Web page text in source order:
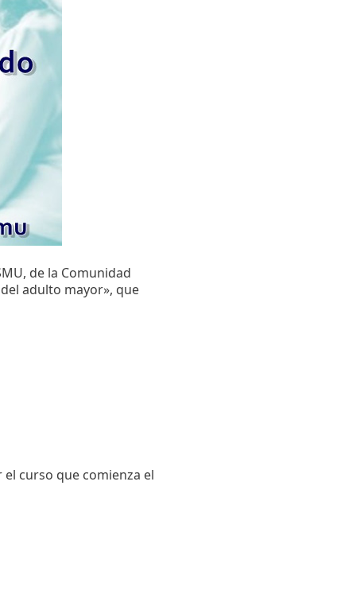
de la Comunidad
adulto mayor», que
curso que comienza el